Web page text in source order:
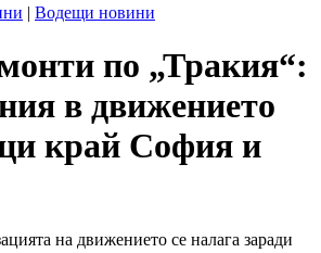
| Водещи новини
по „Тракия“:
в движението
край София и
на движението се налага заради